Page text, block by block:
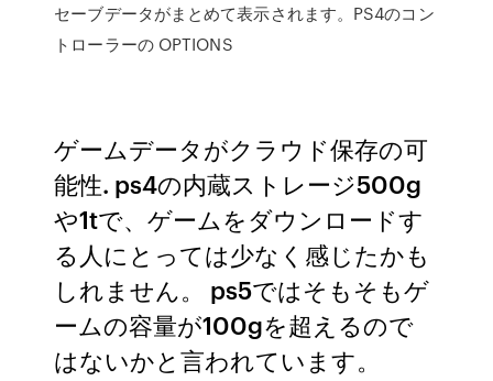
セーブデータがまとめて表示されます。PS4のコン
トローラーの OPTIONS
ゲームデータがクラウド保存の可
能性. ps4の内蔵ストレージ500g
や1tで、ゲームをダウンロードす
る人にとっては少なく感じたかも
しれません。 ps5ではそもそもゲ
ームの容量が100gを超えるので
はないかと言われています。